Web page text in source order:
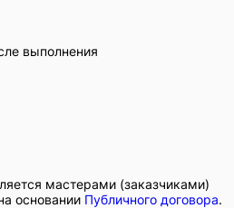
выполнения
мастерами (заказчиками)
основании Публичного договора.